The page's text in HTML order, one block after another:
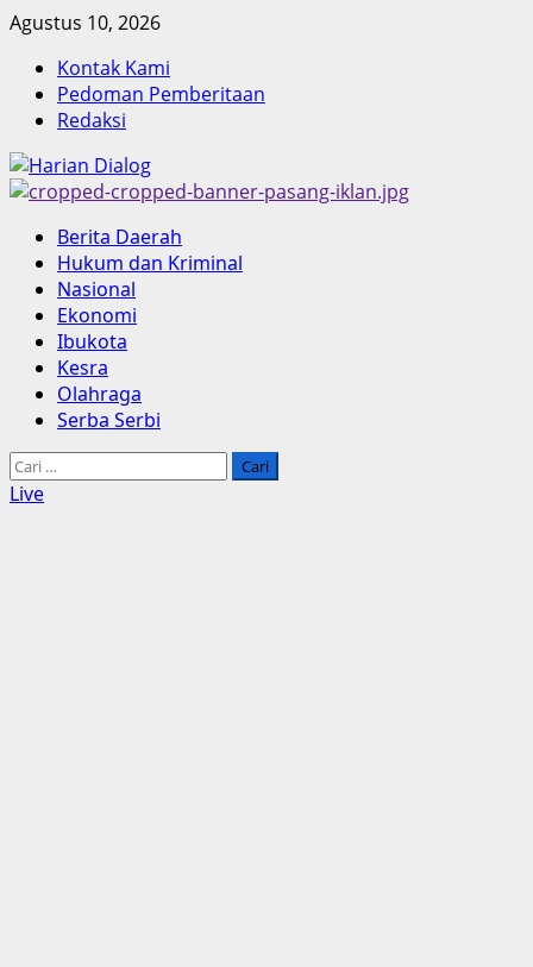
Skip
content
Agustus 10, 2026
Kontak Kami
Pedoman Pemberitaan
Redaksi
Primary
Menu
Berita Daerah
Hukum dan Kriminal
Nasional
Ekonomi
Ibukota
Kesra
Olahraga
Serba Serbi
Cari
untuk:
Live